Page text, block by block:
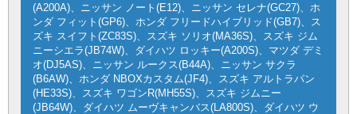
(A200A)、ニッサン ノート(E12)、ニッサン セレナ(GC27)、ホ
ンダ フィット(GP6)、ホンダ フリードハイブリッド(GB7)、ス
ズキ スイフト(ZC83S)、スズキ ソリオ(MA36S)、スズキ ジム
ニーシエラ(JB74W)、ダイハツ ロッキー(A200S)、マツダ デミ
オ(DJ5AS)、ニッサン ルークス(B44A)、ニッサン サクラ
(B6AW)、ホンダ NBOXカスタム(JF4)、スズキ アルトラパン
(HE33S)、スズキ ワゴンR(MH55S)、スズキ ジムニー
(JB64W)、ダイハツ ムーヴキャンバス(LA800S)、ダイハツ ウ